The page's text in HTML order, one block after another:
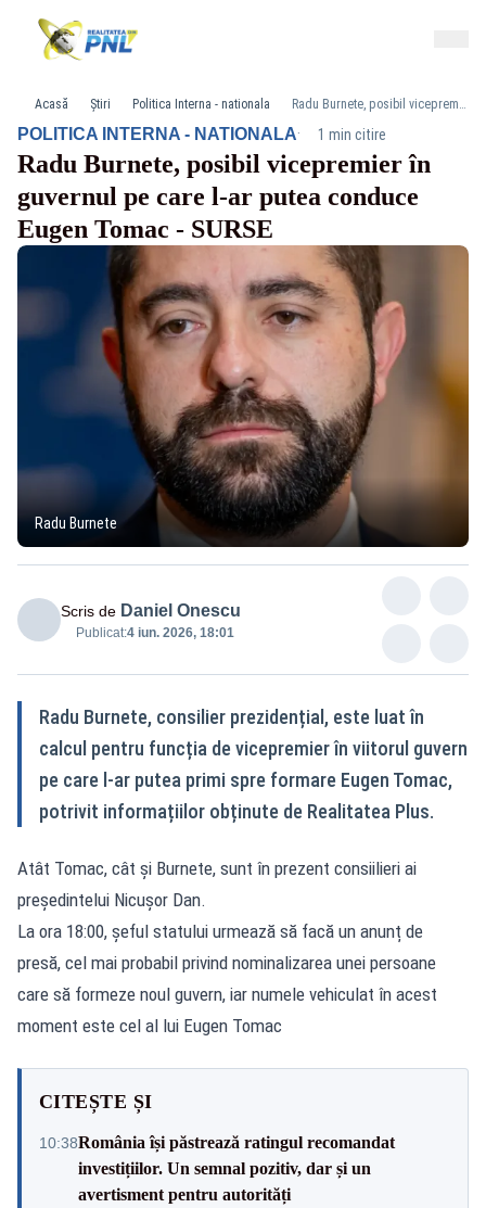
Acasă Știri Politica Interna - nationala Radu Burnete, posibil vicepremier în guvernul pe care l-ar putea conduce Eugen Tomac - SURSE
POLITICA INTERNA - NATIONALA· 1 min citire
Radu Burnete, posibil vicepremier în
guvernul pe care l-ar putea conduce
Eugen Tomac - SURSE
Radu Burnete
Scris de Daniel Onescu
Publicat:4 iun. 2026, 18:01
Radu Burnete, consilier prezidențial, este luat în
calcul pentru funcția de vicepremier în viitorul guvern
pe care l-ar putea primi spre formare Eugen Tomac,
potrivit informațiilor obținute de Realitatea Plus.
Atât Tomac, cât și Burnete, sunt în prezent consiilieri ai
președintelui Nicușor Dan.
La ora 18:00, șeful statului urmează să facă un anunț de
presă, cel mai probabil privind nominalizarea unei persoane
care să formeze noul guvern, iar numele vehiculat în acest
moment este cel al lui Eugen Tomac
CITEȘTE ȘI
10:38România își păstrează ratingul recomandat
investițiilor. Un semnal pozitiv, dar și un
avertisment pentru autorități